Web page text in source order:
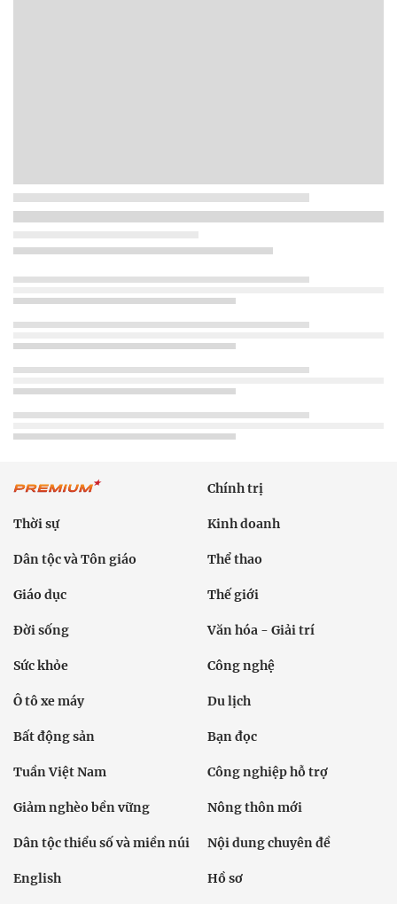
Chính trị
Thời sự Kinh doanh
Dân tộc và Tôn giáo Thể thao
Giáo dục Thế giới
Đời sống Văn hóa - Giải trí
Sức khỏe Công nghệ
Ô tô xe máy Du lịch
Bất động sản Bạn đọc
Tuần Việt Nam Công nghiệp hỗ trợ
Giảm nghèo bền vững Nông thôn mới
Dân tộc thiểu số và miền núi Nội dung chuyên đề
English Hồ sơ